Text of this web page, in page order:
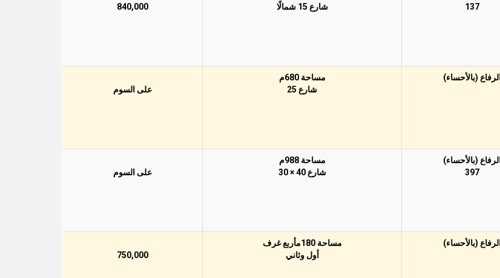
137
شارع 15 شمالًا
840,000
الرفاع (بالأحساء)
مساحة 680م
شارع 25
على السوم
الرفاع (بالأحساء)
397
مساحة 988م
شارع 40 × 30
على السوم
الرفاع (بالأحساء)
مساحة 180مأربع غرف
أول وثاني
750,000